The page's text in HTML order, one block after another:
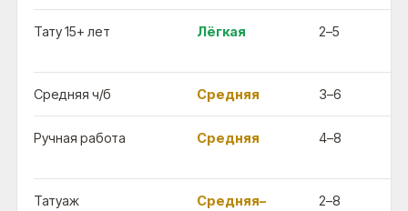
Тату 15+ лет Лёгкая 2–5
Средняя ч/б Средняя 3–6
Ручная работа Средняя 4–8
Татуаж
Средняя–
2–8